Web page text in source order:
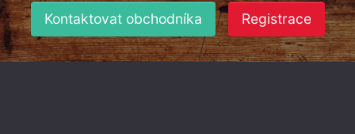
Kontaktovat obchodníka Registrace